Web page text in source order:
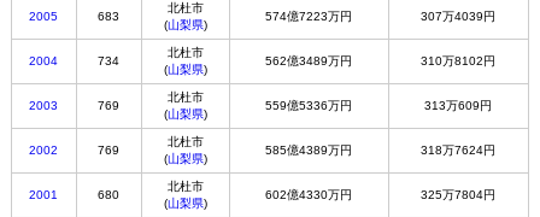
2005 683
北杜市
(山梨県)
574億7223万円 307万4039円
2004 734
北杜市
(山梨県)
562億3489万円 310万8102円
2003 769
北杜市
(山梨県)
559億5336万円 313万609円
2002 769
北杜市
(山梨県)
585億4389万円 318万7624円
2001 680
北杜市
(山梨県)
602億4330万円 325万7804円